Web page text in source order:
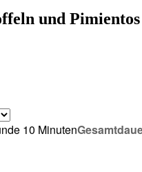
und
10 Minu­ten